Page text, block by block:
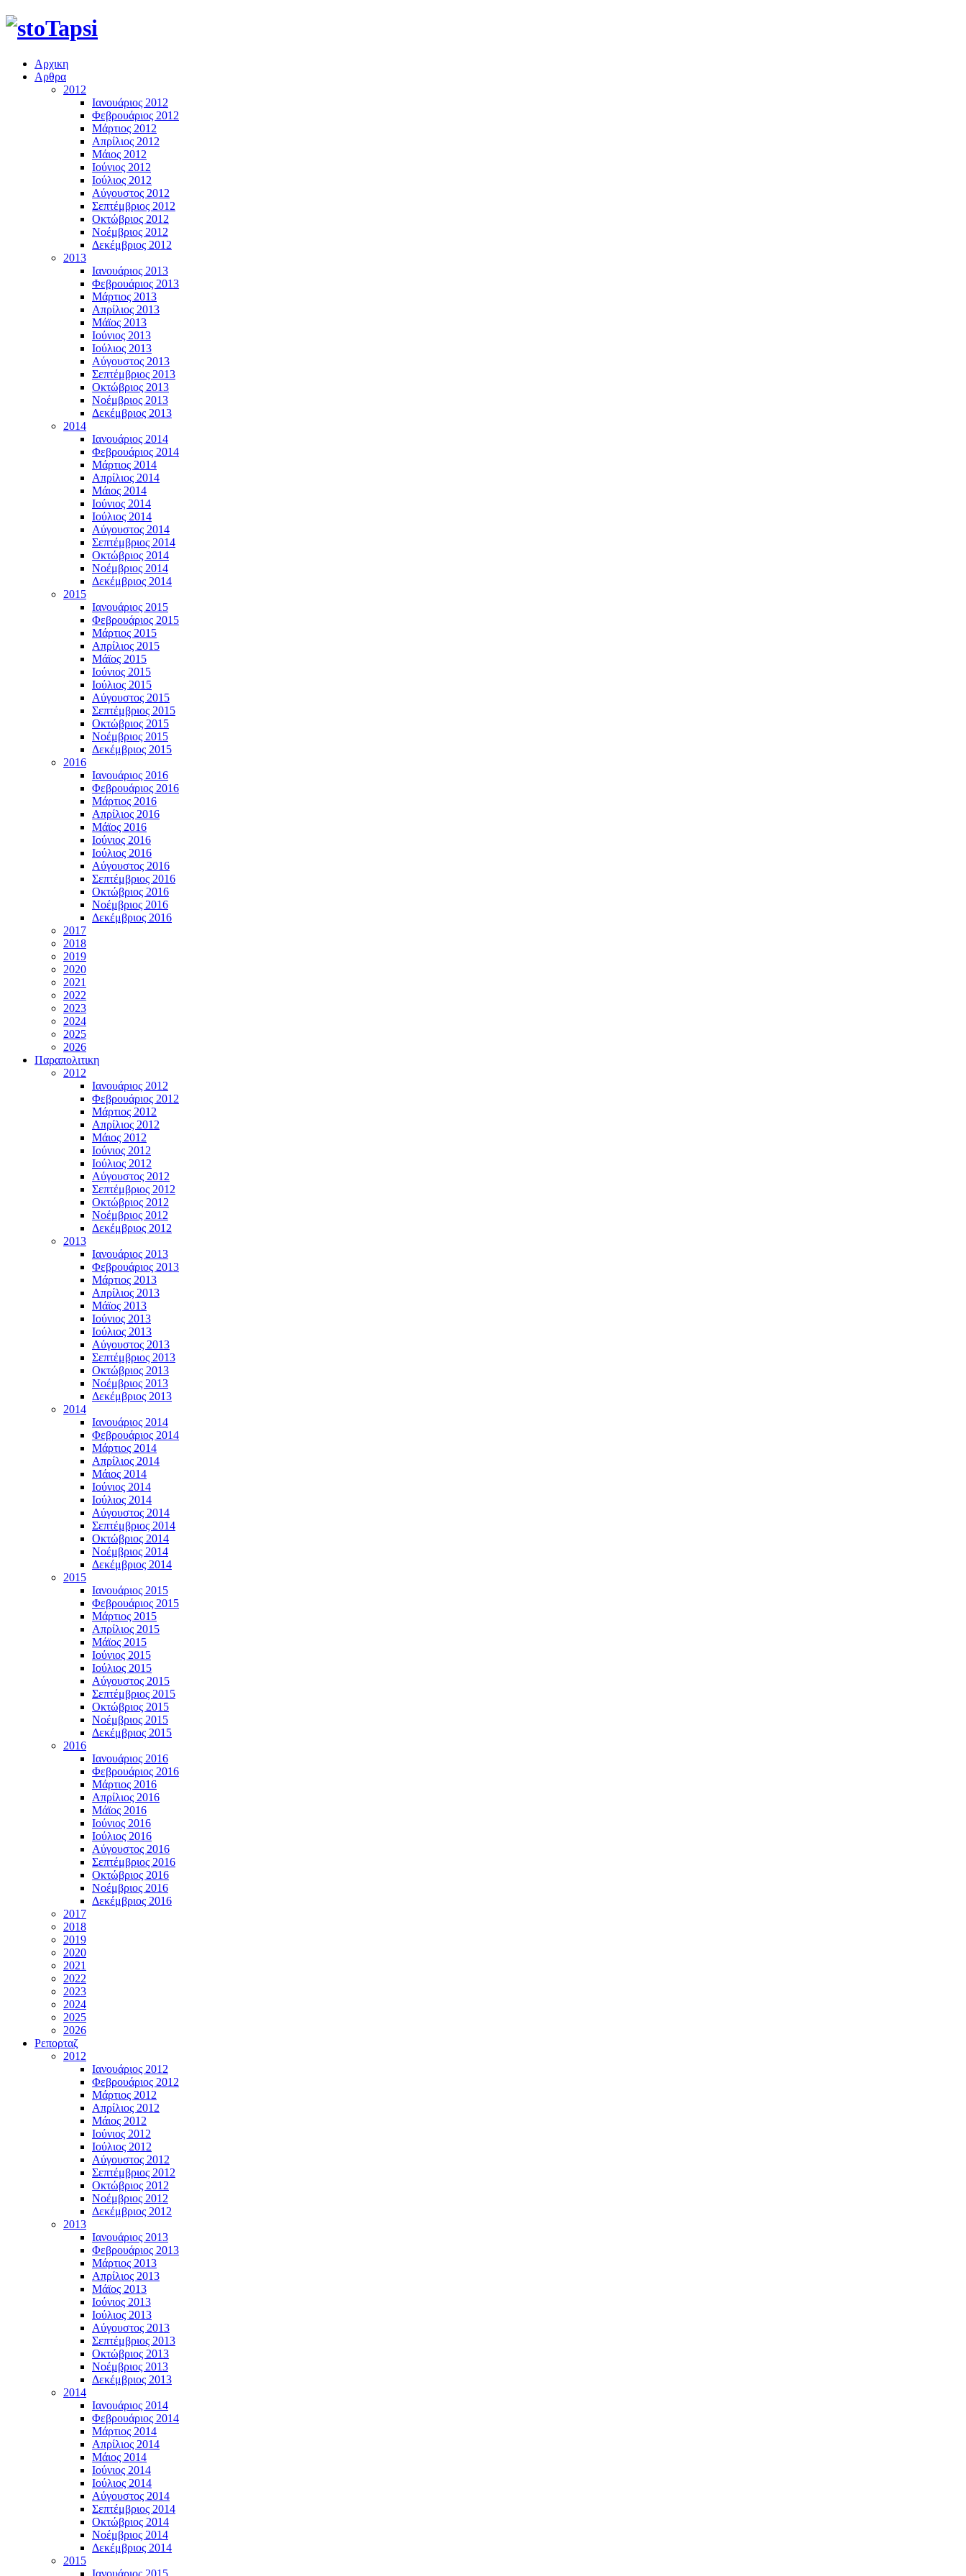
Αρχικη
Αρθρα
2012
Ιανουάριος 2012
Φεβρουάριος 2012
Μάρτιος 2012
Απρίλιος 2012
Μάιος 2012
Ιούνιος 2012
Ιούλιος 2012
Αύγουστος 2012
Σεπτέμβριος 2012
Οκτώβριος 2012
Νοέμβριος 2012
Δεκέμβριος 2012
2013
Ιανουάριος 2013
Φεβρουάριος 2013
Μάρτιος 2013
Απρίλιος 2013
Μάϊος 2013
Ιούνιος 2013
Ιούλιος 2013
Αύγουστος 2013
Σεπτέμβριος 2013
Οκτώβριος 2013
Νοέμβριος 2013
Δεκέμβριος 2013
2014
Ιανουάριος 2014
Φεβρουάριος 2014
Μάρτιος 2014
Απρίλιος 2014
Μάιος 2014
Ιούνιος 2014
Ιούλιος 2014
Αύγουστος 2014
Σεπτέμβριος 2014
Οκτώβριος 2014
Νοέμβριος 2014
Δεκέμβριος 2014
2015
Ιανουάριος 2015
Φεβρουάριος 2015
Μάρτιος 2015
Απρίλιος 2015
Μάϊος 2015
Ιούνιος 2015
Ιούλιος 2015
Αύγουστος 2015
Σεπτέμβριος 2015
Οκτώβριος 2015
Νοέμβριος 2015
Δεκέμβριος 2015
2016
Ιανουάριος 2016
Φεβρουάριος 2016
Μάρτιος 2016
Απρίλιος 2016
Μάϊος 2016
Ιούνιος 2016
Ιούλιος 2016
Αύγουστος 2016
Σεπτέμβριος 2016
Οκτώβριος 2016
Νοέμβριος 2016
Δεκέμβριος 2016
2017
2018
2019
2020
2021
2022
2023
2024
2025
2026
Παραπολιτικη
2012
Ιανουάριος 2012
Φεβρουάριος 2012
Μάρτιος 2012
Απρίλιος 2012
Μάιος 2012
Ιούνιος 2012
Ιούλιος 2012
Αύγουστος 2012
Σεπτέμβριος 2012
Οκτώβριος 2012
Νοέμβριος 2012
Δεκέμβριος 2012
2013
Ιανουάριος 2013
Φεβρουάριος 2013
Μάρτιος 2013
Απρίλιος 2013
Μάϊος 2013
Ιούνιος 2013
Ιούλιος 2013
Αύγουστος 2013
Σεπτέμβριος 2013
Οκτώβριος 2013
Νοέμβριος 2013
Δεκέμβριος 2013
2014
Ιανουάριος 2014
Φεβρουάριος 2014
Μάρτιος 2014
Απρίλιος 2014
Μάιος 2014
Ιούνιος 2014
Ιούλιος 2014
Αύγουστος 2014
Σεπτέμβριος 2014
Οκτώβριος 2014
Νοέμβριος 2014
Δεκέμβριος 2014
2015
Ιανουάριος 2015
Φεβρουάριος 2015
Μάρτιος 2015
Απρίλιος 2015
Μάϊος 2015
Ιούνιος 2015
Ιούλιος 2015
Αύγουστος 2015
Σεπτέμβριος 2015
Οκτώβριος 2015
Νοέμβριος 2015
Δεκέμβριος 2015
2016
Ιανουάριος 2016
Φεβρουάριος 2016
Μάρτιος 2016
Απρίλιος 2016
Μάϊος 2016
Ιούνιος 2016
Ιούλιος 2016
Αύγουστος 2016
Σεπτέμβριος 2016
Οκτώβριος 2016
Νοέμβριος 2016
Δεκέμβριος 2016
2017
2018
2019
2020
2021
2022
2023
2024
2025
2026
Ρεπορταζ
2012
Ιανουάριος 2012
Φεβρουάριος 2012
Μάρτιος 2012
Απρίλιος 2012
Μάιος 2012
Ιούνιος 2012
Ιούλιος 2012
Αύγουστος 2012
Σεπτέμβριος 2012
Οκτώβριος 2012
Νοέμβριος 2012
Δεκέμβριος 2012
2013
Ιανουάριος 2013
Φεβρουάριος 2013
Μάρτιος 2013
Απρίλιος 2013
Μάϊος 2013
Ιούνιος 2013
Ιούλιος 2013
Αύγουστος 2013
Σεπτέμβριος 2013
Οκτώβριος 2013
Νοέμβριος 2013
Δεκέμβριος 2013
2014
Ιανουάριος 2014
Φεβρουάριος 2014
Μάρτιος 2014
Απρίλιος 2014
Μάιος 2014
Ιούνιος 2014
Ιούλιος 2014
Αύγουστος 2014
Σεπτέμβριος 2014
Οκτώβριος 2014
Νοέμβριος 2014
Δεκέμβριος 2014
2015
Ιανουάριος 2015